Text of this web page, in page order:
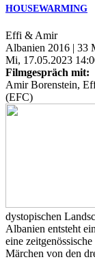
HOUSEWARMING
Effi & Amir
Albanien 2016 | 33
Mi, 17.05.2023
Filmgespräch mit:
Amir Borenstein,
(EFC)
dystopischen
Albanien entsteht
eine
Märchen von den